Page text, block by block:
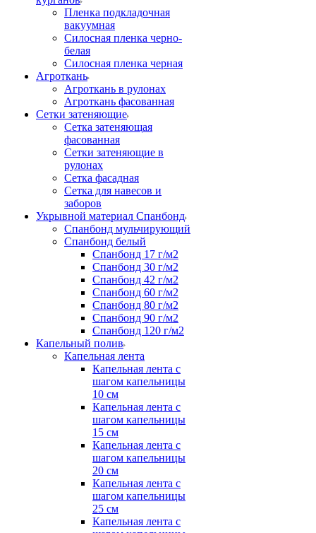
Пленка подкладочная
вакуумная
Силосная пленка черно-
белая
Силосная пленка черная
Агроткань
Агроткань в рулонах
Агроткань фасованная
Сетки затеняющие
Сетка затеняющая
фасованная
Сетки затеняющие в
рулонах
Сетка фасадная
Сетка для навесов и
заборов
Укрывной материал Спанбонд
Спанбонд мульчирующий
Спанбонд белый
Спанбонд 17 г/м2
Спанбонд 30 г/м2
Спанбонд 42 г/м2
Спанбонд 60 г/м2
Спанбонд 80 г/м2
Спанбонд 90 г/м2
Спанбонд 120 г/м2
Капельный полив
Капельная лента
Капельная лента с
шагом капельницы
10 см
Капельная лента с
шагом капельницы
15 см
Капельная лента с
шагом капельницы
20 см
Капельная лента с
шагом капельницы
25 см
Капельная лента с